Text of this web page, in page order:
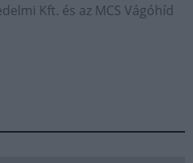
Kft. és az MCS Vágóhíd